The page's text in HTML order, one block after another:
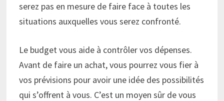
serez pas en mesure de faire face à toutes les
situations auxquelles vous serez confronté.
Le budget vous aide à contrôler vos dépenses.
Avant de faire un achat, vous pourrez vous fier à
vos prévisions pour avoir une idée des possibilités
qui s’offrent à vous. C’est un moyen sûr de vous